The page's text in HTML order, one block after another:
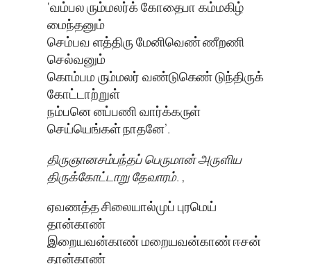
‘வம்பல ரும்மலர்க் கோதைபா கம்மகிழ்
மைந்தனும்
செம்பவ ளத்திரு மேனிவெண் ணீறணி
செல்வனும்
கொம்பம ரும்மலர் வண்டுகெண் டுந்திருக்
கோட்டாற்றுள்
நம்பனெ னப்பணி வார்க்கருள்
செய்யெங்கள் நாதனே’.
திருஞானசம்பந்தப் பெருமான் அருளிய
திருக்கோட்டாறு தேவாரம். ,
ஏவணத்த சிலையால்முப் புரமெய்
தான்காண்
இறையவன்காண் மறையவன்காண் ஈசன்
தான்காண்